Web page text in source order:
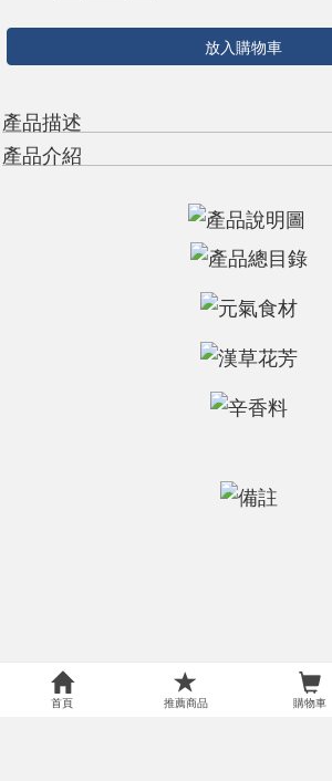
放入購物車
產品描述
產品介紹
首頁 推薦商品 購物車